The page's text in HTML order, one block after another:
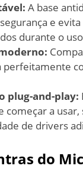
A base
e
durante o
perfeitamente
plug-and-play:
começar a usar,
de drivers
do